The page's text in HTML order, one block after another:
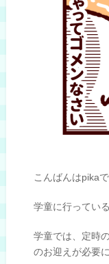
こんばんはpikaで
学童に行ってい
学童では、定時
のお迎えが必要